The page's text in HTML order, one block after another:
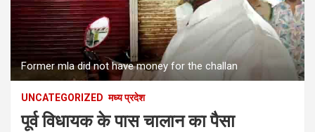
Former mla did not have money for the challan
UNCATEGORIZED मध्य प्रदेश
पूर्व विधायक के पास चालान का पैसा